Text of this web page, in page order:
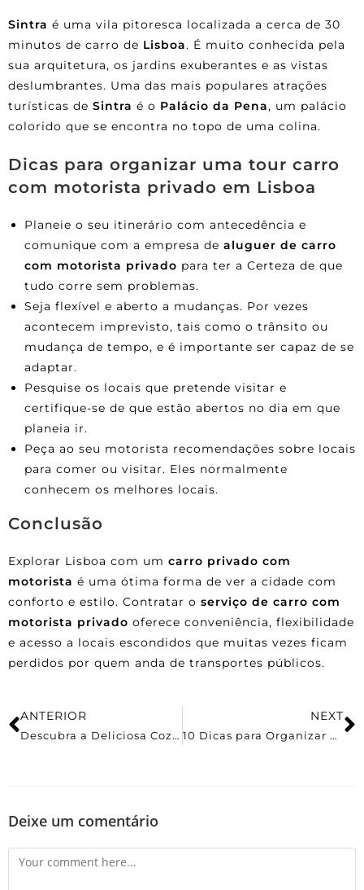
Sintra é uma vila pitoresca localizada a cerca de 30
minutos de carro de Lisboa. É muito conhecida pela
sua arquitetura, os jardins exuberantes e as vistas
deslumbrantes. Uma das mais populares atrações
turísticas de Sintra é o Palácio da Pena, um palácio
colorido que se encontra no topo de uma colina.
Dicas para organizar uma tour carro
com motorista privado em Lisboa
Planeie o seu itinerário com antecedência e
comunique com a empresa de aluguer de carro
com motorista privado para ter a Certeza de que
tudo corre sem problemas.
Seja flexível e aberto a mudanças. Por vezes
acontecem imprevisto, tais como o trânsito ou
mudança de tempo, e é importante ser capaz de se
adaptar.
Pesquise os locais que pretende visitar e
certifique-se de que estão abertos no dia em que
planeia ir.
Peça ao seu motorista recomendações sobre locais
para comer ou visitar. Eles normalmente
conhecem os melhores locais.
Conclusão
Explorar Lisboa com um carro privado com
motorista é uma ótima forma de ver a cidade com
conforto e estilo. Contratar o serviço de carro com
motorista privado oferece conveniência, flexibilidade
e acesso a locais escondidos que muitas vezes ficam
perdidos por quem anda de transportes públicos.
ANTERIOR
Descubra a Deliciosa Cozinha Portuguesa
NEXT
10 Dicas para Organizar um Evento Corporativo de Sucesso
Deixe um comentário